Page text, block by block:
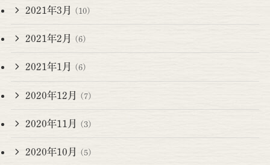
2021年3月 (10)
2021年2月 (6)
2021年1月 (6)
2020年12月 (7)
2020年11月 (3)
2020年10月 (5)